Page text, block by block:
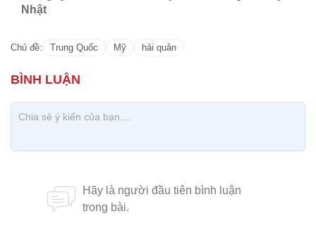
Nhật
Chủ đề: Trung Quốc Mỹ hải quân